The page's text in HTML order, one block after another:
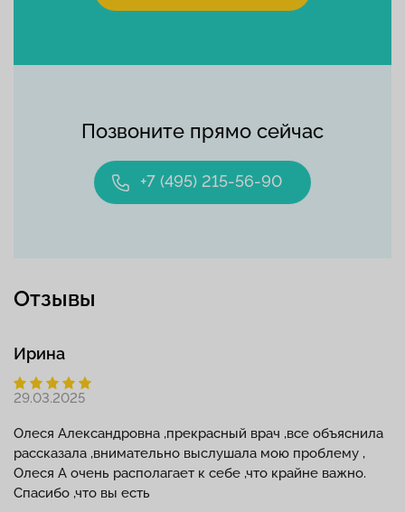
Позвоните прямо сейчас
+7 (495) 215-56-90
Отзывы
Ирина
29.03.2025
Олеся Александровна ,прекрасный врач ,все объяснила
рассказала ,внимательно выслушала мою проблему ,
Олеся А очень располагает к себе ,что крайне важно.
Спасибо ,что вы есть